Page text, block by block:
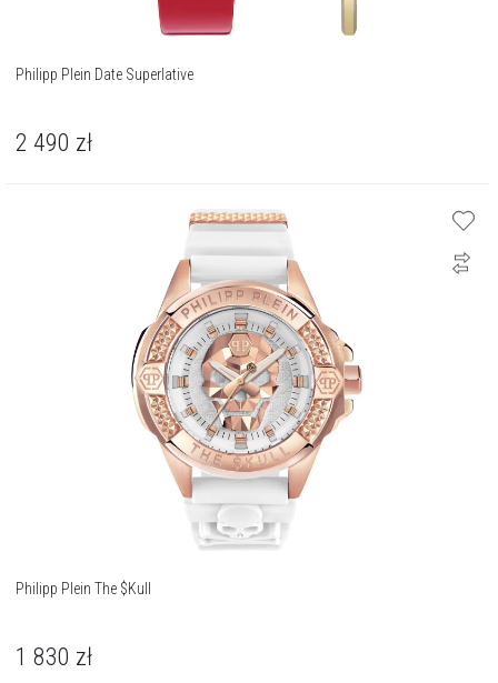
Philipp Plein Date Superlative
2 490 zł
Philipp Plein The $Kull
1 830 zł